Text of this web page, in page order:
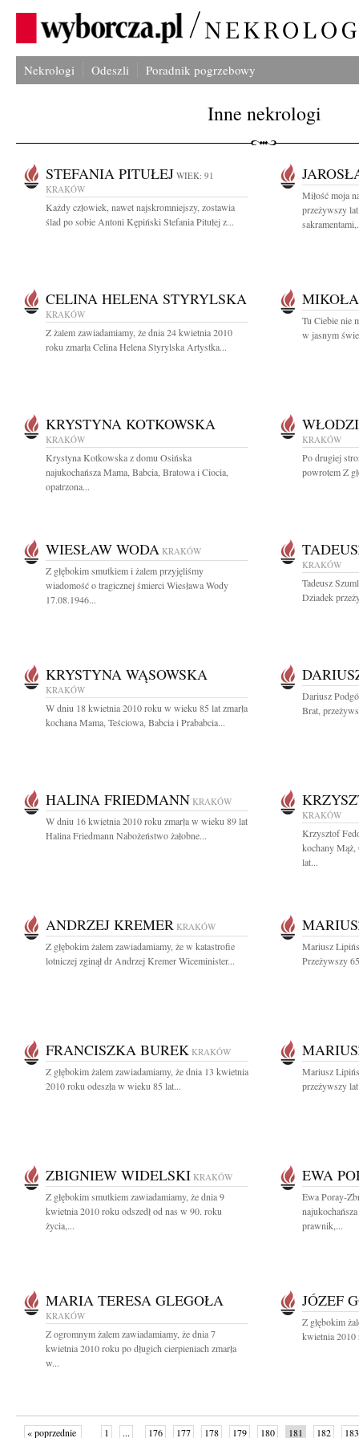
Nekrologi Odeszli Poradnik pogrzebowy
Inne nekrologi
STEFANIA PITUŁEJ WIEK: 91
KRAKÓW
Każdy człowiek, nawet najskromniejszy, zostawia
ślad po sobie Antoni Kępiński Stefania Pitułej z...
Miłość moja
przeżywszy
CELINA HELENA STYRYLSKA
KRAKÓW
Z żalem zawiadamiamy, że dnia 24 kwietnia 2010
roku zmarła Celina Helena Styrylska Artystka...
Tu Ciebie nie
w jasnym
KRYSTYNA KOTKOWSKA
KRAKÓW
Krystyna Kotkowska z domu Osińska
najukochańsza Mama, Babcia, Bratowa i Ciocia,
opatrzona...
KRAKÓW
Po drugiej
powrotem Z
WIESŁAW WODA KRAKÓW
Z głębokim smutkiem i żalem przyjęliśmy
wiadomość o tragicznej śmierci Wiesława Wody
17.08.1946...
KRAKÓW
Tadeusz
Dziadek
KRYSTYNA WĄSOWSKA
KRAKÓW
W dniu 18 kwietnia 2010 roku w wieku 85 lat zmarła
kochana Mama, Teściowa, Babcia i Prababcia...
Dariusz
Brat,
HALINA FRIEDMANN KRAKÓW
W dniu 16 kwietnia 2010 roku zmarła w wieku 89 lat
Halina Friedmann Nabożeństwo żałobne...
KRAKÓW
Krzysztof
kochany Mąż,
lat...
ANDRZEJ KREMER KRAKÓW
Z głębokim żalem zawiadamiamy, że w katastrofie
lotniczej zginął dr Andrzej Kremer Wiceminister...
Mariusz
Przeżywszy
FRANCISZKA BUREK KRAKÓW
Z głębokim żalem zawiadamiamy, że dnia 13 kwietnia
2010 roku odeszła w wieku 85 lat...
Mariusz
przeżywszy
ZBIGNIEW WIDELSKI KRAKÓW
Z głębokim smutkiem zawiadamiamy, że dnia 9
kwietnia 2010 roku odszedł od nas w 90. roku
życia,...
EWA
Ewa Poray-
prawnik,...
MARIA TERESA GLEGOŁA
KRAKÓW
Z ogromnym żalem zawiadamiamy, że dnia 7
kwietnia 2010 roku po długich cierpieniach zmarła
w...
JÓZEF
Z głębokim
kwietnia 2010
« poprzednie 1 ... 176 177 178 179 180 181 182 183